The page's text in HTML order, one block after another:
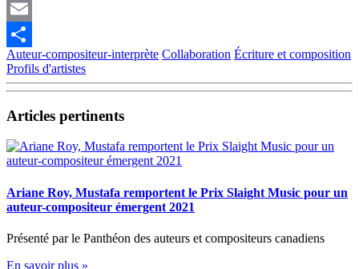
Pinterest
Email
Partager
Auteur-compositeur-interprète Collaboration Écriture et composition
Profils d'artistes
Articles pertinents
Ariane Roy, Mustafa remportent le Prix Slaight Music pour un
auteur-compositeur émergent 2021
Présenté par le Panthéon des auteurs et compositeurs canadiens
En savoir plus »